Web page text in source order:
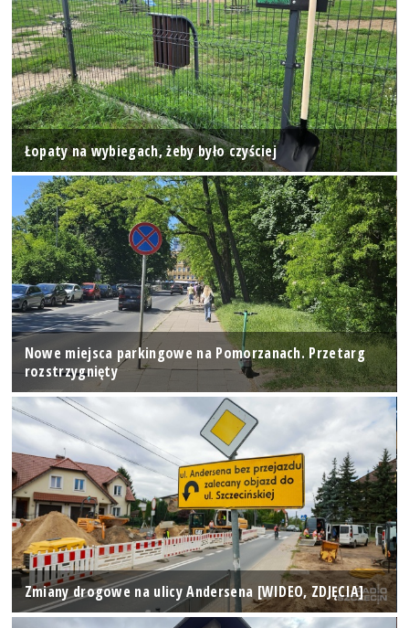
Łopaty na wybiegach, żeby było czyściej
Nowe miejsca parkingowe na Pomorzanach. Przetarg
rozstrzygnięty
Zmiany drogowe na ulicy Andersena [WIDEO, ZDJĘCIA]